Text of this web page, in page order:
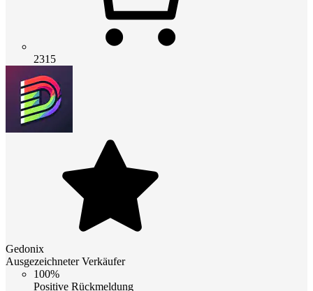
2315
Gedonix
Ausgezeichneter Verkäufer
100%
Positive Rückmeldung